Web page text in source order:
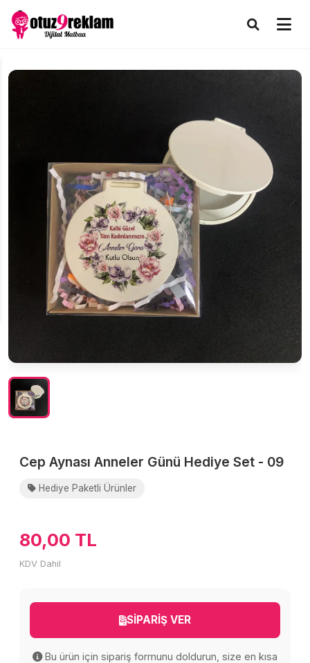
Cep Aynası Anneler Günü Hediye Set - 09
Hediye Paketli Ürünler
80,00 TL
KDV Dahil
SİPARİŞ VER
Bu ürün için sipariş formunu doldurun, size en kısa